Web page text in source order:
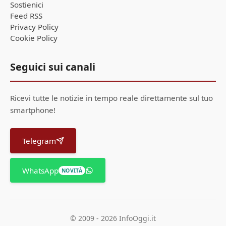
Sostienici
Feed RSS
Privacy Policy
Cookie Policy
Seguici sui canali
Ricevi tutte le notizie in tempo reale direttamente sul tuo
smartphone!
Telegram
WhatsApp NOVITÀ
© 2009 - 2026 InfoOggi.it